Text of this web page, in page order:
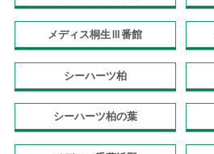
メディス桐生Ⅲ番館
シーハーツ柏
シーハーツ柏の葉